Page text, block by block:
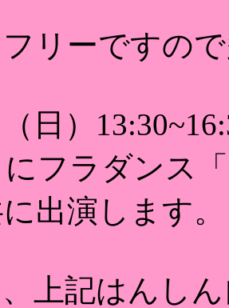
リーですの
（日）
にフラダン
出演します。
、上記はんし